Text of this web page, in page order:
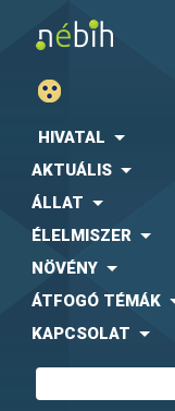
HIVATAL
AKTUÁLIS
ÁLLAT
ÉLELMISZER
NÖVÉNY
ÁTFOGÓ TÉMÁK
KAPCSOLAT